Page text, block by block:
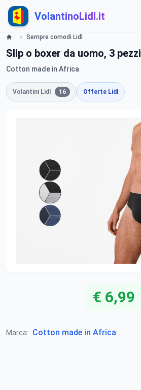
VolantinoLidl.it
Sempre comodi Lidl
Slip o boxer da uomo, 3 pezzi
Cotton made in Africa
Volantini Lidl 16 Offerte Lidl
€ 6,99
Marca: Cotton made in Africa